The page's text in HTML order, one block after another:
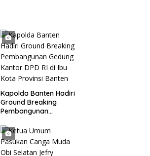
Kapolda Banten Hadiri
Ground Breaking
Pembangunan
di Ibu Kota Provinsi
Banten